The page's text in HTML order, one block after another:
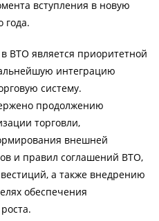
вступления в новую
года.
ВТО является приоритетной
интеграцию
систему.
продолжению
торговли,
внешней
и правил соглашений ВТО,
а также внедрению
обеспечения